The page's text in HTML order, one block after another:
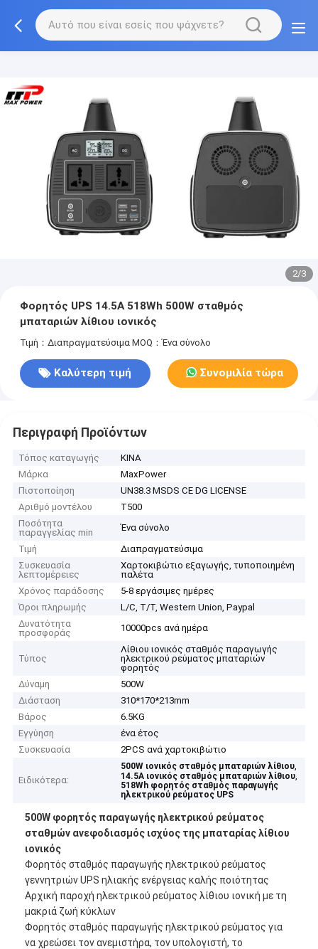
2/3
Φορητός UPS 14.5A 518Wh 500W σταθμός
μπαταριών λίθιου ιονικός
Τιμή：Διαπραγματεύσιμα MOQ：Ένα σύνολο
Καλύτερη τιμή Συνομιλία τώρα
Περιγραφή Προϊόντων
Τόπος καταγωγής
ΚΙΝΑ
Μάρκα
MaxPower
Πιστοποίηση
UN38.3 MSDS CE DG LICENSE
Αριθμό μοντέλου
T500
Ποσότητα
παραγγελίας min
Ένα σύνολο
Τιμή
Διαπραγματεύσιμα
Συσκευασία
λεπτομέρειες
Χαρτοκιβώτιο εξαγωγής, τυποποιημένη
παλέτα
Χρόνος παράδοσης
5-8 εργάσιμες ημέρες
Όροι πληρωμής
L/C, T/T, Western Union, Paypal
Δυνατότητα
προσφοράς
10000pcs ανά ημέρα
Τύπος
Λίθιου ιονικός σταθμός παραγωγής
ηλεκτρικού ρεύματος μπαταριών
φορητός
Δύναμη
500W
Διάσταση
310*170*213mm
Βάρος
6.5KG
Εγγύηση
ένα έτος
Συσκευασία
2PCS ανά χαρτοκιβώτιο
Ειδικότερα:
500W ιονικός σταθμός μπαταριών λίθιου,
14.5A ιονικός σταθμός μπαταριών λίθιου,
518Wh φορητός σταθμός παραγωγής
ηλεκτρικού ρεύματος UPS
500W φορητός παραγωγής ηλεκτρικού ρεύματος
σταθμών ανεφοδιασμός ισχύος της μπαταρίας λίθιου
ιονικός
Φορητός σταθμός παραγωγής ηλεκτρικού ρεύματος
γεννητριών UPS ηλιακής ενέργειας καλής ποιότητας
Αρχική παροχή ηλεκτρικού ρεύματος λίθιου ιονική με τη
μακριά ζωή κύκλων
Φορητός σταθμός παραγωγής ηλεκτρικού ρεύματος για
να χρεώσει τον ανεμιστήρα, τον υπολογιστή, το